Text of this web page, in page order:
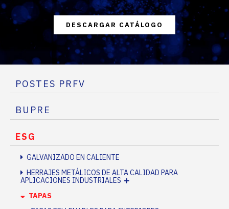
DESCARGAR CATÁLOGO
POSTES PRFV
BUPRE
ESG
GALVANIZADO EN CALIENTE
HERRAJES METÁLICOS DE ALTA CALIDAD PARA
APLICACIONES INDUSTRIALES
TAPAS